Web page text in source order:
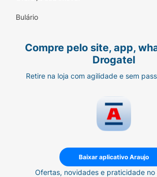
rápida absorção de xixi e cocô
FÁCIL DE COLOCAR E TIRAR:
simplificado oferece praticidade
garantindo trocas rápidas e
Bulário
Compre pelo site, app,
Drogatel
Retire na loja com agilidade e sem
Baixar aplicativo Araujo
Ofertas, novidades e praticidade no